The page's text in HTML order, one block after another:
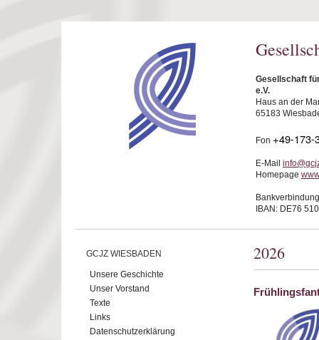
Gesellschaft
e.V.
Haus an der
65183
Fon +49-173-
E-Mail
Homepage
IBAN: DE76
GCJZ WIESBADEN
Unsere Geschichte
Unser Vorstand
Texte
Links
Datenschutzerklärung
2026